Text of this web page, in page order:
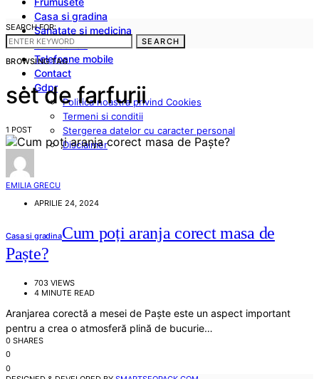
Casa si gradina
Sanatate si medicina
Cum sa fac
Telefoane mobile
Contact
Gdpr
Politica noastra privind Cookies
Termeni si conditii
Stergerea datelor cu caracter personal
Disclaimer
SEARCH FOR:
SEARCH
BROWSING TAG
set de farfurii
1 POST
EMILIA GRECU
APRILIE 24, 2024
Casa si gradinaCum poți aranja corect masa de
Paște?
703 VIEWS
4 MINUTE READ
Aranjarea corectă a mesei de Paște este un aspect important
pentru a crea o atmosferă plină de bucurie…
0 SHARES
0
0